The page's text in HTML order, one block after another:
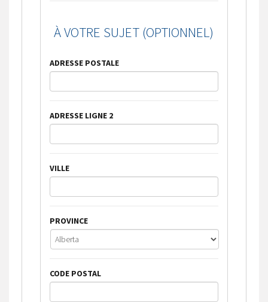
À VOTRE SUJET (OPTIONNEL)
ADRESSE POSTALE
ADRESSE LIGNE 2
VILLE
PROVINCE
CODE POSTAL